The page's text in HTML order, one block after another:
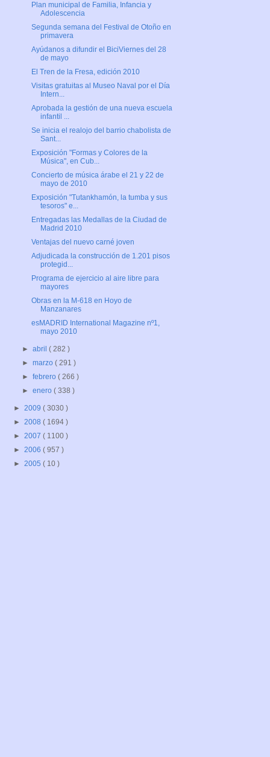
Plan municipal de Familia, Infancia y
Adolescencia
Segunda semana del Festival de Otoño en
primavera
Ayúdanos a difundir el BiciViernes del 28
de mayo
El Tren de la Fresa, edición 2010
Visitas gratuitas al Museo Naval por el Día
Intern...
Aprobada la gestión de una nueva escuela
infantil ...
Se inicia el realojo del barrio chabolista de
Sant...
Exposición "Formas y Colores de la
Música", en Cub...
Concierto de música árabe el 21 y 22 de
mayo de 2010
Exposición "Tutankhamón, la tumba y sus
tesoros" e...
Entregadas las Medallas de la Ciudad de
Madrid 2010
Ventajas del nuevo carné joven
Adjudicada la construcción de 1.201 pisos
protegid...
Programa de ejercicio al aire libre para
mayores
Obras en la M-618 en Hoyo de
Manzanares
esMADRID International Magazine nº1,
mayo 2010
►abril( 282 )
►marzo( 291 )
►febrero( 266 )
►enero( 338 )
► 2009 ( 3030 )
► 2008 ( 1694 )
► 2007 ( 1100 )
► 2006 ( 957 )
► 2005 ( 10 )